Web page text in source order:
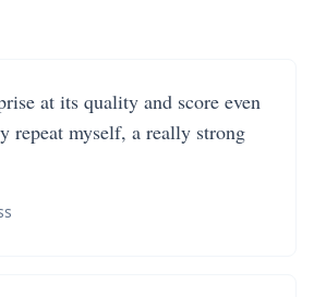
at its quality and score even
repeat myself, a really strong